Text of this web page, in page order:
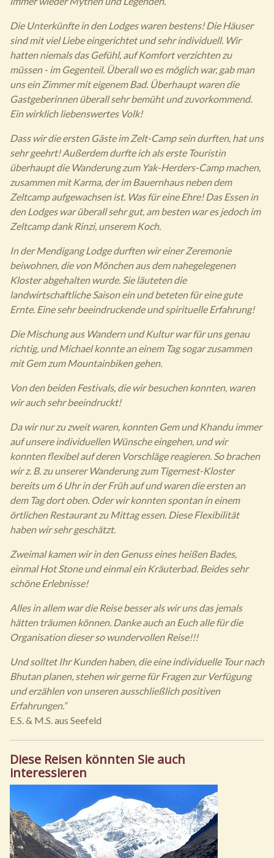
Die Unterkünfte in den Lodges waren bestens! Die Häuser
sind mit viel Liebe eingerichtet und sehr individuell. Wir
hatten niemals das Gefühl, auf Komfort verzichten zu
müssen - im Gegenteil. Überall wo es möglich war, gab man
uns ein Zimmer mit eigenem Bad. Überhaupt waren die
Gastgeberinnen überall sehr bemüht und zuvorkommend.
Ein wirklich liebenswertes Volk!
Dass wir die ersten Gäste im Zelt-Camp sein durften, hat uns
sehr geehrt! Außerdem durfte ich als erste Touristin
überhaupt die Wanderung zum Yak-Herders-Camp machen,
zusammen mit Karma, der im Bauernhaus neben dem
Zeltcamp aufgewachsen ist. Was für eine Ehre! Das Essen in
den Lodges war überall sehr gut, am besten war es jedoch im
Zeltcamp dank Rinzi, unserem Koch.
In der Mendigang Lodge durften wir einer Zeremonie
beiwohnen, die von Mönchen aus dem nahegelegenen
Kloster abgehalten wurde. Sie läuteten die
landwirtschaftliche Saison ein und beteten für eine gute
Ernte. Eine sehr beeindruckende und spirituelle Erfahrung!
Die Mischung aus Wandern und Kultur war für uns genau
richtig, und Michael konnte an einem Tag sogar zusammen
mit Gem zum Mountainbiken gehen.
Von den beiden Festivals, die wir besuchen konnten, waren
wir auch sehr beeindruckt!
Da wir nur zu zweit waren, konnten Gem und Khandu immer
auf unsere individuellen Wünsche eingehen, und wir
konnten flexibel auf deren Vorschläge reagieren. So brachen
wir z. B. zu unserer Wanderung zum Tigernest-Kloster
bereits um 6 Uhr in der Früh auf und waren die ersten an
dem Tag dort oben. Oder wir konnten spontan in einem
örtlichen Restaurant zu Mittag essen. Diese Flexibilität
haben wir sehr geschätzt.
Zweimal kamen wir in den Genuss eines heißen Bades,
einmal Hot Stone und einmal ein Kräuterbad. Beides sehr
schöne Erlebnisse!
Alles in allem war die Reise besser als wir uns das jemals
hätten träumen können. Danke auch an Euch alle für die
Organisation dieser so wundervollen Reise!!!
Und solltet Ihr Kunden haben, die eine individuelle Tour nach
Bhutan planen, stehen wir gerne für Fragen zur Verfügung
und erzählen von unseren ausschließlich positiven
Erfahrungen.”
E.S. & M.S. aus Seefeld
Diese Reisen könnten Sie auch
interessieren